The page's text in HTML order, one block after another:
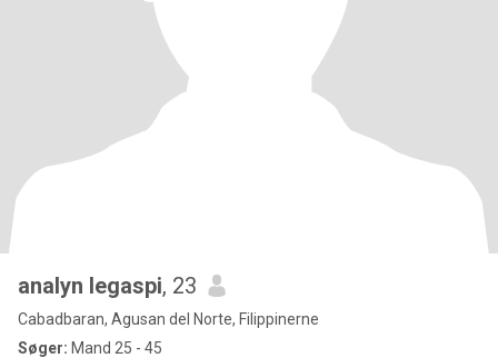
analyn legaspi, 23
Cabadbaran, Agusan del Norte, Filippinerne
Søger: Mand 25 - 45